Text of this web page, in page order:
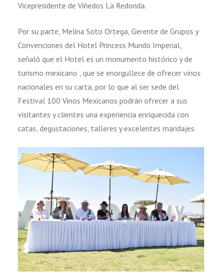
Vicepresidente de Viñedos La Redonda.
Por su parte, Melina Soto Ortega, Gerente de Grupos y
Convenciones del Hotel Princess Mundo Imperial,
señaló que el Hotel es un monumento histórico y de
turismo mexicano , que se enorgullece de ofrecer vinos
nacionales en su carta, por lo que al ser sede del
Festival 100 Vinos Mexicanos podrán ofrecer a sus
visitantes y clientes una experiencia enriquecida con
catas, degustaciones, talleres y excelentes maridajes.